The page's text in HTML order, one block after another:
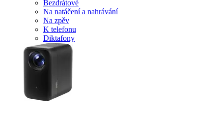
Bezdrátové
Na natáčení a nahrávání
Na zpěv
K telefonu
Diktafony